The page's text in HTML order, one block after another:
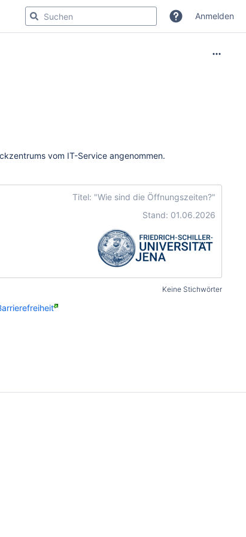
Anmelden
vom IT-Service angenommen.
Titel: "Wie sind die Öffnungszeiten?"
Stand: 01.06.2026
Keine Stichwörter